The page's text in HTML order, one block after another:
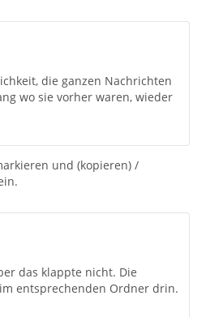
die ganzen Nachrichten
wo sie vorher waren, wieder
und (kopieren) /
das klappte nicht. Die
entsprechenden Ordner drin.